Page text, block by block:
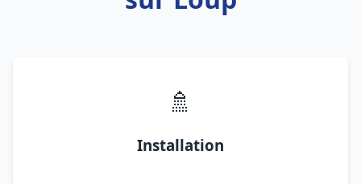
🚿
Installation